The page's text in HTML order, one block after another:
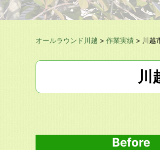
オールラウンド川越 > 作業実績 > 川越
川
Before